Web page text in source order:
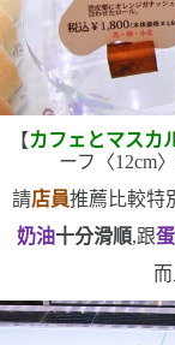
【カフェとマスカ
ーフ〈12cm〉
請店員推薦比較特
奶油十分滑順,跟
而